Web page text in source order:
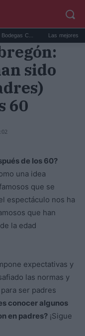
C... Las mejores
sido
60
de los 60?
una idea
que se
espectáculo nos ha
que han
la edad
expectativas y
las normas y
ser padres
conocer algunos
en padres? ¡Sigue